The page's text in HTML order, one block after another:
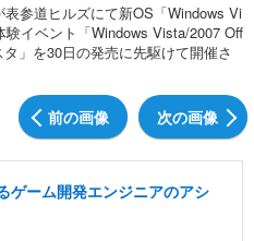
参道ヒルズにて新OS「Windows Vi
イベント「Windows Vista/2007 Off
」を30日の発売に先駆けて開催さ
前の画像 次の画像
ゲーム開発エンジニアのアシ